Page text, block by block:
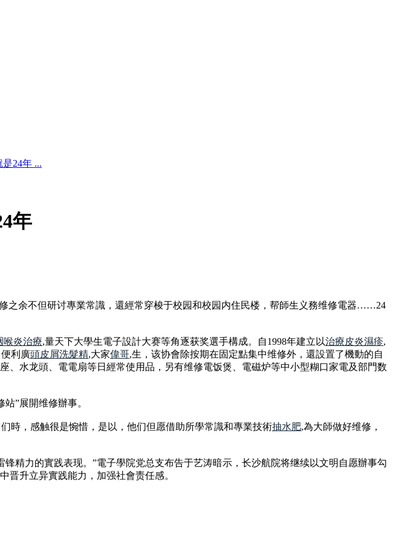
24年 ...
年
之余不但研讨專業常識，還經常穿梭于校园和校园内住民楼，帮師生义務维修電器……24
喉炎治療,量天下大學生電子設計大赛等角逐获奖選手構成。自1998年建立以治療皮炎濕疹,
利廣頭皮屑洗髮精,大家偉哥,生，该协會除按期在固定點集中维修外，還設置了機動的自
、水龙頭、電電扇等日經常使用品，另有维修電饭煲、電磁炉等中小型糊口家電及部門数
”展開维修辦事。
時，感触很是惋惜，是以，他们但愿借助所學常識和專業技術抽水肥,為大師做好维修，
精力的實践表现。”電子學院党总支布告于艺涛暗示，长沙航院将继续以文明自愿辦事勾
晋升立异實践能力，加强社會责任感。